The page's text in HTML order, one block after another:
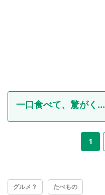
一口食べて、驚がく...
1
グルメ？ たべもの